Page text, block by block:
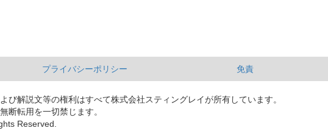
プライバシーポリシー 免責
び解説文等の権利はすべて株式会社スティングレイが所有しています。
断転用を一切禁じます。
Reserved.